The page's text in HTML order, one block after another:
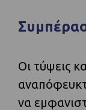
Οι τύψεις
να